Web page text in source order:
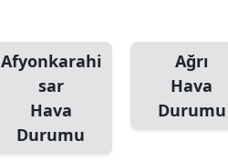
Afyonkarahi
sar
Hava
Durumu
Ağrı
Hava
Durumu